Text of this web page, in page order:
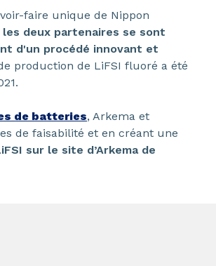
faire unique de Nippon
les deux partenaires se sont
d'un procédé innovant et
production de LiFSI fluoré a été
de batteries, Arkema et
de faisabilité et en créant une
sur le site d’Arkema de